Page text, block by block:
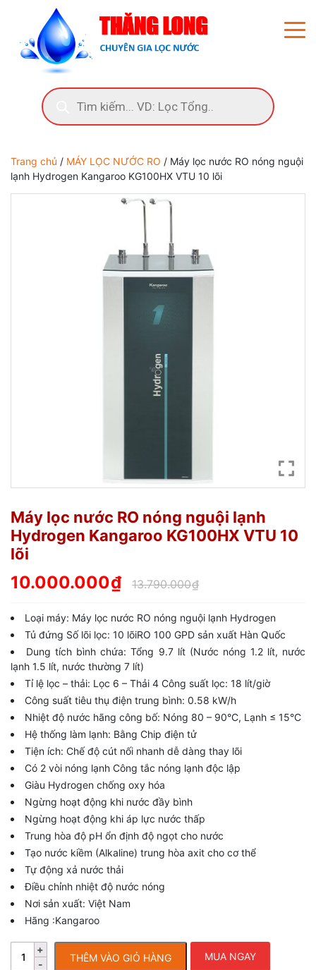
Trang chủ / MÁY LỌC NƯỚC RO / Máy lọc nước RO nóng nguội
lạnh Hydrogen Kangaroo KG100HX VTU 10 lõi
Máy lọc nước RO nóng nguội lạnh
Hydrogen Kangaroo KG100HX VTU 10
lõi
10.000.000₫ 13.790.000₫
Loại máy: Máy lọc nước RO nóng nguội lạnh Hydrogen
Tủ đứng Số lõi lọc: 10 lõiRO 100 GPD sản xuất Hàn Quốc
Dung tích bình chứa: Tổng 9.7 lít (Nước nóng 1.2 lít, nước
lạnh 1.5 lít, nước thường 7 lít)
Tỉ lệ lọc – thải: Lọc 6 – Thải 4 Công suất lọc: 18 lít/giờ
Công suất tiêu thụ điện trung bình: 0.58 kW/h
Nhiệt độ nước hãng công bố: Nóng 80 – 90°C, Lạnh ≤ 15°C
Hệ thống làm lạnh: Bằng Chip điện tử
Tiện ích: Chế độ cút nối nhanh dễ dàng thay lõi
Có 2 vòi nóng lạnh Công tắc nóng lạnh độc lập
Giàu Hydrogen chống oxy hóa
Ngừng hoạt động khi nước đầy bình
Ngừng hoạt động khi áp lực nước thấp
Trung hòa độ pH ổn định độ ngọt cho nước
Tạo nước kiềm (Alkaline) trung hòa axit cho cơ thể
Tự động xả nước thải
Điều chỉnh nhiệt độ nước nóng
Nơi sản xuất: Việt Nam
Hãng :Kangaroo
THÊM VÀO GIỎ HÀNG MUA NGAY